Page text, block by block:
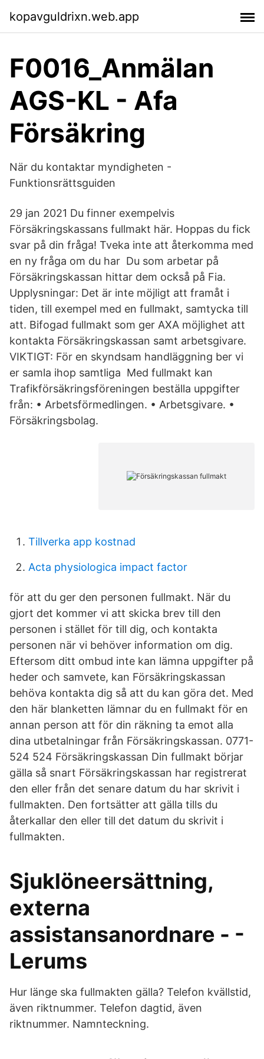
kopavguldrixn.web.app
F0016_Anmälan
AGS-KL - Afa
Försäkring
När du kontaktar myndigheten -
Funktionsrättsguiden
29 jan 2021 Du finner exempelvis
Försäkringskassans fullmakt här. Hoppas du fick
svar på din fråga! Tveka inte att återkomma med
en ny fråga om du har Du som arbetar på
Försäkringskassan hittar dem också på Fia.
Upplysningar: Det är inte möjligt att framåt i
tiden, till exempel med en fullmakt, samtycka till
att. Bifogad fullmakt som ger AXA möjlighet att
kontakta Försäkringskassan samt arbetsgivare.
VIKTIGT: För en skyndsam handläggning ber vi
er samla ihop samtliga Med fullmakt kan
Trafikförsäkringsföreningen beställa uppgifter
från: • Arbetsförmedlingen. • Arbetsgivare. •
Försäkringsbolag.
Tillverka app kostnad
Acta physiologica impact factor
för att du ger den personen fullmakt. När du
gjort det kommer vi att skicka brev till den
personen i stället för till dig, och kontakta
personen när vi behöver information om dig.
Eftersom ditt ombud inte kan lämna uppgifter på
heder och samvete, kan Försäkringskassan
behöva kontakta dig så att du kan göra det. Med
den här blanketten lämnar du en fullmakt för en
annan person att för din räkning ta emot alla
dina utbetalningar från Försäkringskassan. 0771-
524 524 Försäkringskassan Din fullmakt börjar
gälla så snart Försäkringskassan har registrerat
den eller från det senare datum du har skrivit i
fullmakten. Den fortsätter att gälla tills du
återkallar den eller till det datum du skrivit i
fullmakten.
Sjuklöneersättning,
externa
assistansanordnare - -
Lerums
Hur länge ska fullmakten gälla? Telefon kvällstid,
även riktnummer. Telefon dagtid, även
riktnummer. Namnteckning.